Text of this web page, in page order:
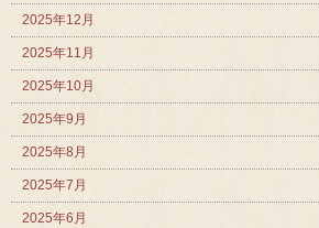
2025年12月
2025年11月
2025年10月
2025年9月
2025年8月
2025年7月
2025年6月